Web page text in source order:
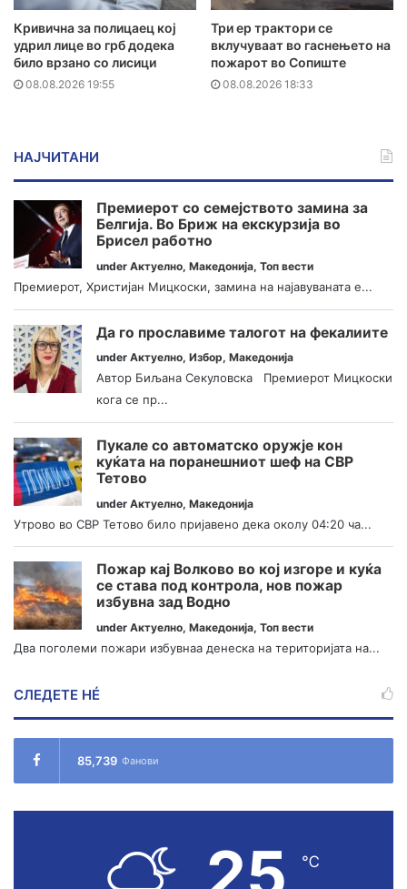
Кривична за полицаец кој
удрил лице во грб додека
било врзано со лисици
08.08.2026 19:55
Три ер трактори се
вклучуваат во гаснењето на
пожарот во Сопиште
08.08.2026 18:33
НАЈЧИТАНИ
Премиерот со семејството замина за
Белгија. Во Бриж на екскурзија во
Брисел работно
under Актуелно, Македонија, Топ вести
Премиерот, Христијан Мицкоски, замина на најавуваната е...
Да го прославиме талогот на фекалиите
under Актуелно, Избор, Македонија
Автор Биљана Секуловска Премиерот Мицкоски
кога се пр...
Пукале со автоматско оружје кон
куќата на поранешниот шеф на СВР
Тетово
under Актуелно, Македонија
Утрово во СВР Тетово било пријавено дека околу 04:20 ча...
Пожар кај Волково во кој изгоре и куќа
се става под контрола, нов пожар
избувна зад Водно
under Актуелно, Македонија, Топ вести
Два поголеми пожари избувнаа денеска на територијата на...
СЛЕДЕТЕ НÉ
85,739 Фанови
℃